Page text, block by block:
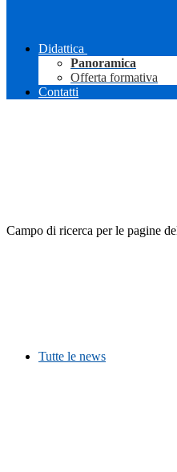
Didattica
Panoramica
Offerta formativa
Contatti
Campo di ricerca per le pagine
Tutte le news